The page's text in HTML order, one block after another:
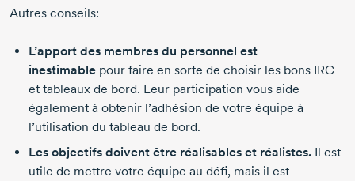
Autres conseils:
L’apport des membres du personnel est
inestimable pour faire en sorte de choisir les bons IRC
et tableaux de bord. Leur participation vous aide
également à obtenir l’adhésion de votre équipe à
l’utilisation du tableau de bord.
Les objectifs doivent être réalisables et réalistes. Il est
utile de mettre votre équipe au défi, mais il est